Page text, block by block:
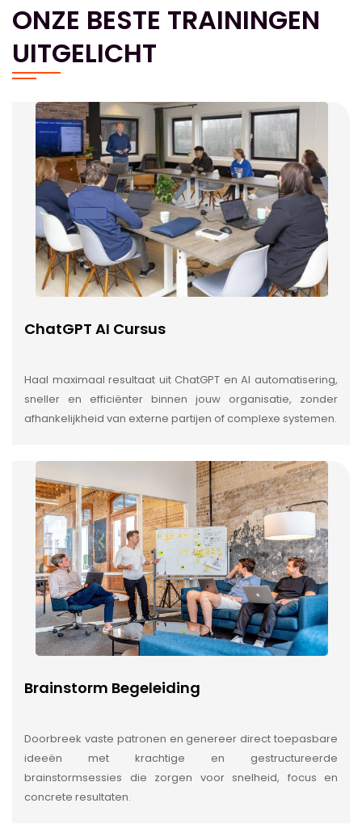
ONZE BESTE TRAININGEN
UITGELICHT
ChatGPT AI Cursus
Haal maximaal resultaat uit ChatGPT en AI automatisering,
sneller en efficiënter binnen jouw organisatie, zonder
afhankelijkheid van externe partijen of complexe systemen.
Brainstorm Begeleiding
Doorbreek vaste patronen en genereer direct toepasbare
ideeën met krachtige en gestructureerde
brainstormsessies die zorgen voor snelheid, focus en
concrete resultaten.